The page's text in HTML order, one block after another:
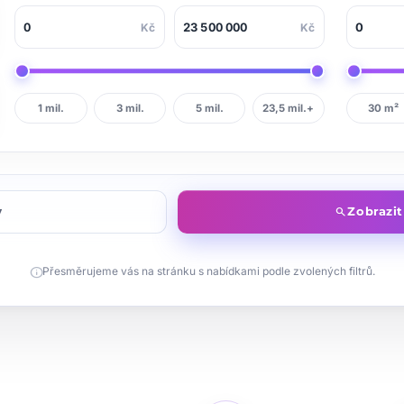
Kč Kč
1 mil. 3 mil. 5 mil. 23,5 mil.+ 30 m²
search
infoPřesměrujeme vás na stránku s nabídkami podle zvolených filtrů.